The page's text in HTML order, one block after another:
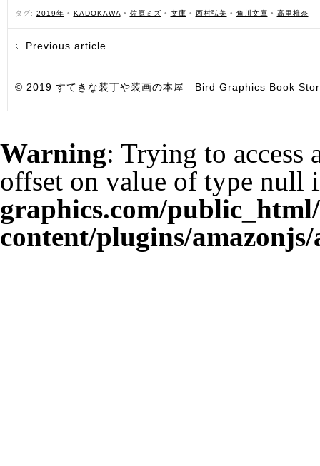
タグ: 2019年 • KADOKAWA • 佐原ミズ • 文庫 • 西村弘美 • 角川文庫 • 高里椎奈
Previous article
© 2019 すてきな装丁や装画の本屋 Bird Graphics Book
Warning: Trying to access
offset on value of type null
graphics.com/
content/plugins/